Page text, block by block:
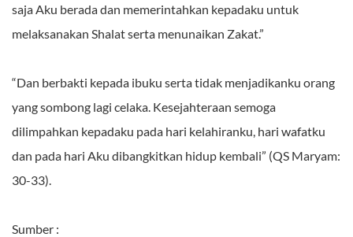
saja Aku berada dan memerintahkan kepadaku untuk
melaksanakan Shalat serta menunaikan Zakat.”
“Dan berbakti kepada ibuku serta tidak menjadikanku orang
yang sombong lagi celaka. Kesejahteraan semoga
dilimpahkan kepadaku pada hari kelahiranku, hari wafatku
dan pada hari Aku dibangkitkan hidup kembali” (QS Maryam:
30-33).
Sumber :